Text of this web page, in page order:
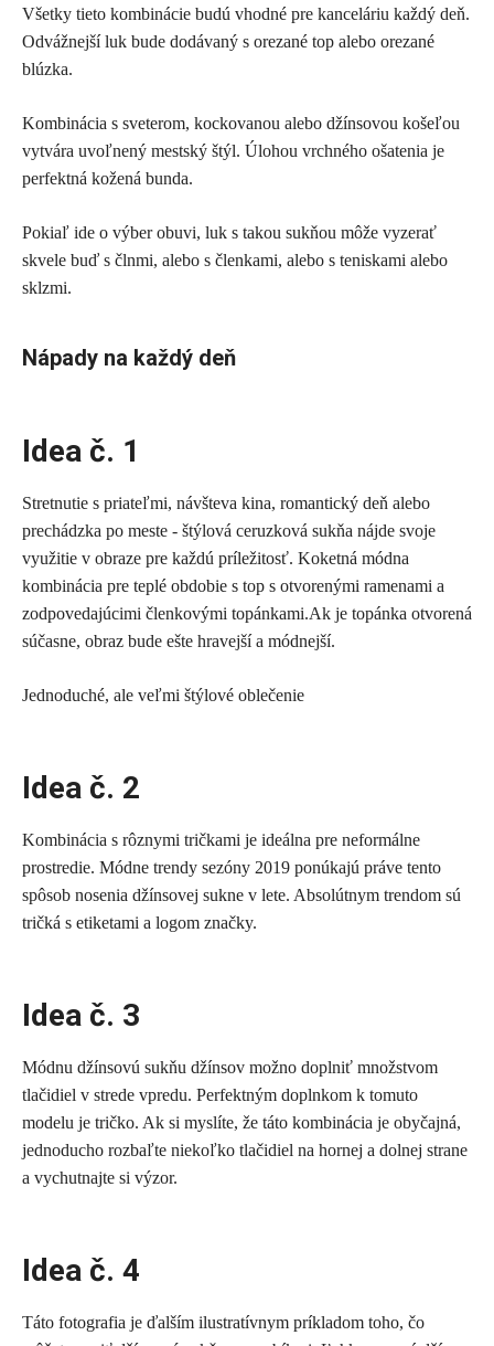
Všetky tieto kombinácie budú vhodné pre kanceláriu každý deň.
Odvážnejší luk bude dodávaný s orezané top alebo orezané
blúzka.
Kombinácia s sveterom, kockovanou alebo džínsovou košeľou
vytvára uvoľnený mestský štýl. Úlohou vrchného ošatenia je
perfektná kožená bunda.
Pokiaľ ide o výber obuvi, luk s takou sukňou môže vyzerať
skvele buď s člnmi, alebo s členkami, alebo s teniskami alebo
sklzmi.
Nápady na každý deň
Idea č. 1
Stretnutie s priateľmi, návšteva kina, romantický deň alebo
prechádzka po meste - štýlová ceruzková sukňa nájde svoje
využitie v obraze pre každú príležitosť. Koketná módna
kombinácia pre teplé obdobie s top s otvorenými ramenami a
zodpovedajúcimi členkovými topánkami.Ak je topánka otvorená
súčasne, obraz bude ešte hravejší a módnejší.
Jednoduché, ale veľmi štýlové oblečenie
Idea č. 2
Kombinácia s rôznymi tričkami je ideálna pre neformálne
prostredie. Módne trendy sezóny 2019 ponúkajú práve tento
spôsob nosenia džínsovej sukne v lete. Absolútnym trendom sú
tričká s etiketami a logom značky.
Idea č. 3
Módnu džínsovú sukňu džínsov možno doplniť množstvom
tlačidiel v strede vpredu. Perfektným doplnkom k tomuto
modelu je tričko. Ak si myslíte, že táto kombinácia je obyčajná,
jednoducho rozbaľte niekoľko tlačidiel na hornej a dolnej strane
a vychutnajte si výzor.
Idea č. 4
Táto fotografia je ďalším ilustratívnym príkladom toho, čo